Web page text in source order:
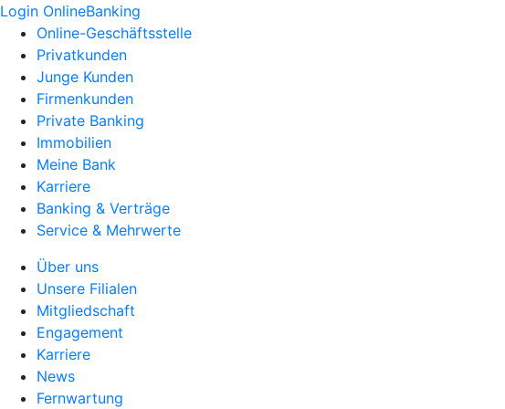
Login OnlineBanking
Online-Geschäftsstelle
Privatkunden
Junge Kunden
Firmenkunden
Private Banking
Immobilien
Meine Bank
Karriere
Banking & Verträge
Service & Mehrwerte
Über uns
Unsere Filialen
Mitgliedschaft
Engagement
Karriere
News
Fernwartung